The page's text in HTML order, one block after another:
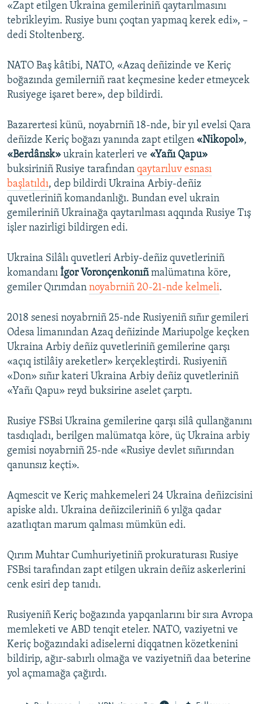
«Zapt etilgen Ukraina gemileriniñ qaytarılmasını
tebrikleyim. Rusiye bunı çoqtan yapmaq kerek edi», –
dedi Stoltenberg.
NATO Baş kâtibi, NATO, «Azaq deñizinde ve Keriç
boğazında gemilerniñ raat keçmesine keder etmeycek
Rusiyege işaret bere», dep bildirdi.
Bazarertesi künü, noyabrniñ 18-nde, bir yıl evelsi Qara
deñizde Keriç boğazı yanında zapt etilgen «Nikopol»,
«Berdânsk» ukrain katerleri ve «Yañı Qapu»
buksiriniñ Rusiye tarafından qaytarıluv esnası
başlatıldı, dep bildirdi Ukraina Arbiy-deñiz
quvetleriniñ komandanlığı. Bundan evel ukrain
gemileriniñ Ukrainağa qaytarılması aqqında Rusiye Tış
işler nazirligi bildirgen edi.
Ukraina Silâlı quvetleri Arbiy-deñiz quvetleriniñ
komandanı İgor Voronçenkonıñmalümatına köre,
gemiler Qırımdan noyabrniñ 20-21-nde kelmeli.
2018 senesi noyabrniñ 25-nde Rusiyeniñ sıñır gemileri
Odesa limanından Azaq deñizinde Mariupolge keçken
Ukraina Arbiy deñiz quvetleriniñ gemilerine qarşı
«açıq istilâiy areketler» kerçekleştirdi. Rusiyeniñ
«Don» sıñır kateri Ukraina Arbiy deñiz quvetleriniñ
«Yañı Qapu» reyd buksirine aselet çarptı.
Rusiye FSBsi Ukraina gemilerine qarşı silâ qullanğanını
tasdıqladı, berilgen malümatqa köre, üç Ukraina arbiy
gemisi noyabrniñ 25-nde «Rusiye devlet sıñırından
qanunsız keçti».
Aqmescit ve Keriç mahkemeleri 24 Ukraina deñizcisini
apiske aldı. Ukraina deñizcileriniñ 6 yılğa qadar
azatlıqtan marum qalması mümkün edi.
Qırım Muhtar Cumhuriyetiniñ prokuraturası Rusiye
FSBsi tarafından zapt etilgen ukrain deñiz askerlerini
cenk esiri dep tanıdı.
Rusiyeniñ Keriç boğazında yapqanlarını bir sıra Avropa
memleketi ve ABD tenqit eteler. NATO, vaziyetni ve
Keriç boğazındaki adiselerni diqqatnen közetkenini
bildirip, ağır-sabırlı olmağa ve vaziyetniñ daa beterine
yol açmamağa çağırdı.